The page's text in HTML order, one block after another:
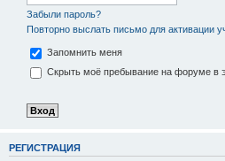
Забыли пароль?
Повторно выслать письмо для активации
Запомнить меня
Скрыть моё пребывание на форуме в
РЕГИСТРАЦИЯ